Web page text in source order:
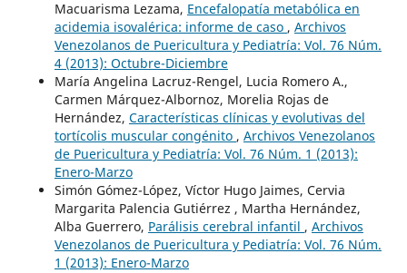
Macuarisma Lezama, Encefalopatía metabólica en
acidemia isovalérica: informe de caso , Archivos
Venezolanos de Puericultura y Pediatría: Vol. 76 Núm.
4 (2013): Octubre-Diciembre
María Angelina Lacruz-Rengel, Lucia Romero A.,
Carmen Márquez-Albornoz, Morelia Rojas de
Hernández, Características clínicas y evolutivas del
tortícolis muscular congénito , Archivos Venezolanos
de Puericultura y Pediatría: Vol. 76 Núm. 1 (2013):
Enero-Marzo
Simón Gómez-López, Víctor Hugo Jaimes, Cervia
Margarita Palencia Gutiérrez , Martha Hernández,
Alba Guerrero, Parálisis cerebral infantil , Archivos
Venezolanos de Puericultura y Pediatría: Vol. 76 Núm.
1 (2013): Enero-Marzo